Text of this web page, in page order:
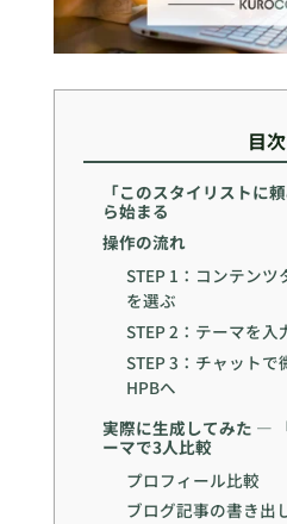
目次
「このスタイリストに
ら始まる
操作の流れ
STEP 1：コンテン
を選ぶ
STEP 2：テーマを入
STEP 3：チャット
HPBへ
実際に生成してみた —
ーマで3人比較
プロフィール比較
ブログ記事の書き出